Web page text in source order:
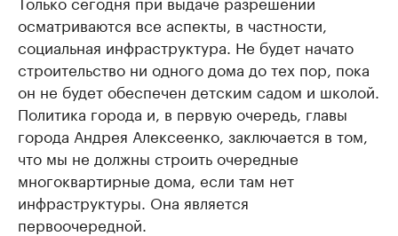
осматриваются все аспекты, в частности,
социальная инфраструктура. Не будет начато
строительство ни одного дома до тех пор, пока
он не будет обеспечен детским садом и школой.
Политика города и, в первую очередь, главы
города Андрея Алексеенко, заключается в том,
что мы не должны строить очередные
многоквартирные дома, если там нет
инфраструктуры. Она является
первоочередной.